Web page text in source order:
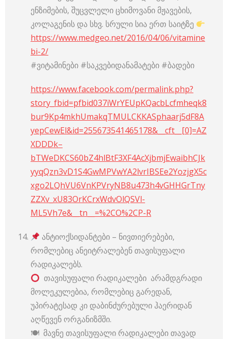
ენზიმების, შუცვლელი ცხიმოვანი მჟავების,
კოლაგენის და სხვ. სრული სია ერთ საიტზე
https://www.medgeo.net/2016/04/06/vitamine
bi-2/
#ვიტამინები #საკვებიდანამატები #ბადები
https://www.facebook.com/permalink.php?
story_fbid=pfbid037iWrYEUpKQacbLcfmheqk8
bur9Kp4mkhUmakqTMULCKKASphaarj5dF8A
yepCewEl&id=255673541465178&__cft__[0]=AZ
XDDDk–
bTWeDKCS60bZ4hlBtF3XF4AcXjbmjEwaibhCJk
yyqQzn3vD1S4GwMPVwYA2lvrIBSEe2YozjgX5c
xgo2LQhVU6VnKPVryNB8u473h4vGHHGrTny
ZZXv_xU83OrKCrxWdvOlQSVl-
ML5Vh7e&__tn__=%2CO%2CP-R
ანტიოქსიდანტები – ნივთიერებები,
რომლებიც ანეიტრალებენ თავისუფალი
რადიკალებს.
თავისუფალი რადიკალები არამდგრადი
მოლეკულებია, რომლებიც გარედან,
უპირატესად კი დაბინძურებული ჰაერიდან
აღწევენ ორგანიზმში.
🍽 მავნე თავისუფალი რადიკალები თავად